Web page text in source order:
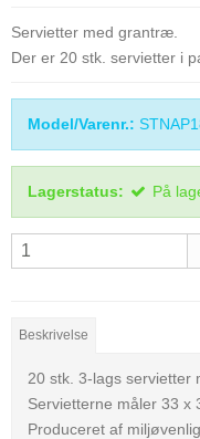
Servietter med grantræ.
Der er 20 stk. servietter i
Model/Varenr.:
Lagerstatus: På
Beskrivelse
20 stk. 3-lags servietter
Servietterne måler 33 x
Produceret af